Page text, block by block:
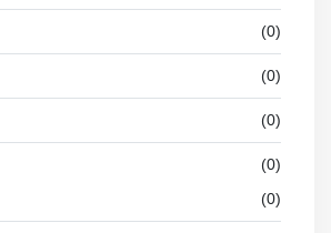
(0)
(0)
(0)
(0)
(0)